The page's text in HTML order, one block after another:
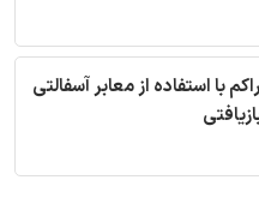
با استفاده از معابر آسفالتی